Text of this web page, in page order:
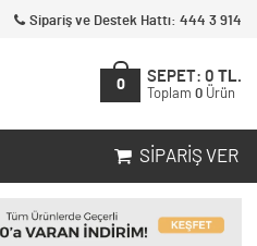
Sipariş ve Destek Hattı: 444 3 914
0
SEPET: 0 TL.
Toplam 0 Ürün
SIPARIŞ VER